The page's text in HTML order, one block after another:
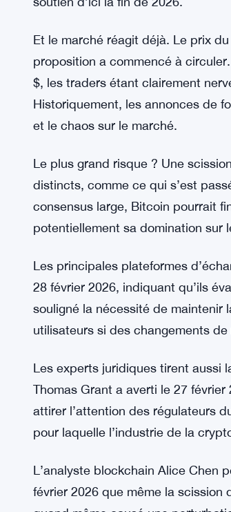
more details, seeLes Mineurs de
Karpelès ne recule pas pour
figures influentes de la crypto
a déclaré que le calendrier restait
Et le marché réagit déjà. Le prix
proposition a commencé à
$, les traders étant clairement
et le chaos sur le marché.
Le plus grand risque ? Une
distincts, comme ce qui s’est
potentiellement sa domination sur
Les principales plateformes
28 février 2026, indiquant qu’ils
utilisateurs si des changements